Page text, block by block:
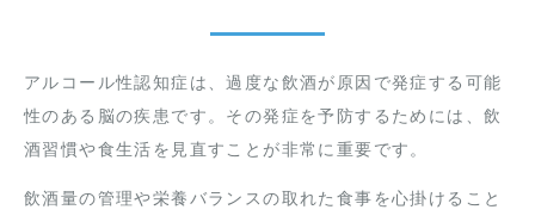
アルコール性認知症は、過度な飲酒が原因で発症する可能
性のある脳の疾患です。その発症を予防するためには、飲
酒習慣や食生活を見直すことが非常に重要です。
飲酒量の管理や栄養バランスの取れた食事を心掛けること